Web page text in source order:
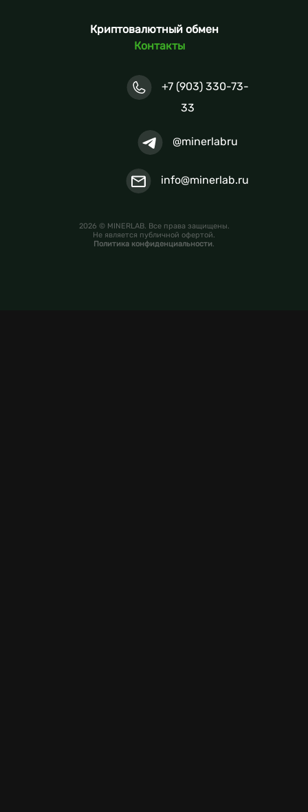
Криптовалютный обмен
Контакты
+7 (903) 330-73-
33
@minerlabru
info@minerlab.ru
2026 © MINERLAB. Все права защищены.
Не является публичной офертой.
Политика конфиденциальности.